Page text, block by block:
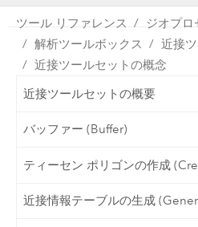
ン
ス
ツール リファレンス
ジオプ
解析ツールボックス
近接
近接ツールセットの概念
近接ツールセットの概要
バッファー (Buffer)
ティーセン ポリゴンの作成
近接情報テーブルの生成